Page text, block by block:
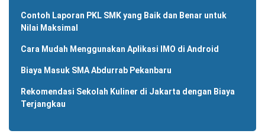
Contoh Laporan PKL SMK yang Baik dan Benar untuk
Nilai Maksimal
Cara Mudah Menggunakan Aplikasi IMO di Android
Biaya Masuk SMA Abdurrab Pekanbaru
Rekomendasi Sekolah Kuliner di Jakarta dengan Biaya
Terjangkau